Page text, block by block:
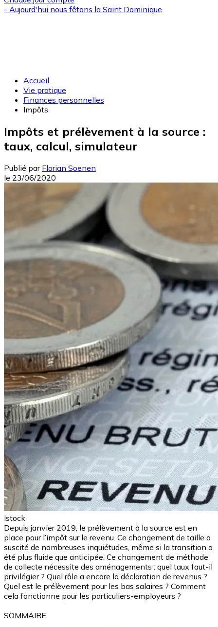
- Aujourd'hui nous fêtons la Saint Dominique
Accueil
Vie pratique
Finances personnelles
Impôts
Impôts et prélèvement à la source :
taux, calcul, simulateur
Publié par Florian Soenen
le 23/06/2020
Istock
Depuis janvier 2019, le prélèvement à la source est en
place pour l’impôt sur le revenu. Ce changement de taille a
suscité de nombreuses inquiétudes, même si la transition a
été plus fluide que anticipée. Ce changement de méthode
de collecte nécessite des aménagements : quel taux faut-il
privilégier ? Quel rôle a encore la déclaration de revenus ?
Quel est le prélèvement pour les bas salaires ? Comment
cela fonctionne pour les particuliers-employeurs ?
SOMMAIRE